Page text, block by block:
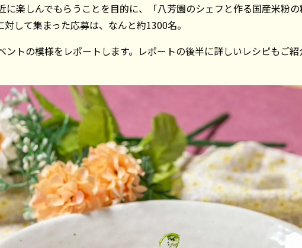
に楽しんでもらうことを目的に、「八芳園のシェフと作る国産米粉
して集まった応募は、なんと約1300名。
ントの模様をレポートします。レポートの後半に詳しいレシピもご